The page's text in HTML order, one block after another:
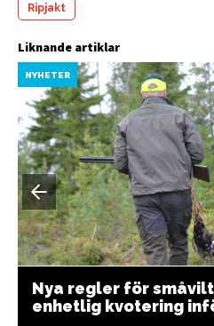
Ripjakt
Liknande artiklar
NYHETER
Nya regler för
enhetlig kvotering